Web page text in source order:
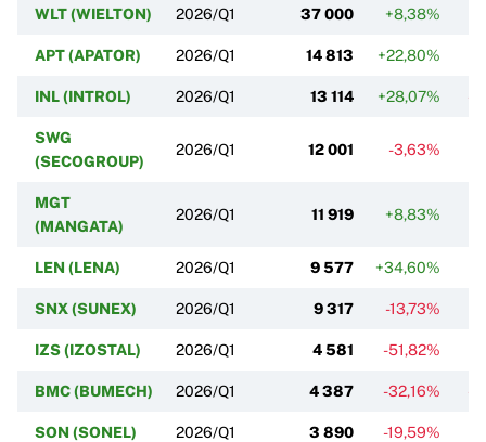
WLT (WIELTON) 2026/Q1 37 000 +8,38%
APT (APATOR) 2026/Q1 14 813 +22,80%
INL (INTROL) 2026/Q1 13 114 +28,07% -
SWG
(SECOGROUP)
2026/Q1 12 001 -3,63%
MGT
(MANGATA)
2026/Q1 11 919 +8,83%
LEN (LENA) 2026/Q1 9 577 +34,60%
SNX (SUNEX) 2026/Q1 9 317 -13,73%
IZS (IZOSTAL) 2026/Q1 4 581 -51,82%
BMC (BUMECH) 2026/Q1 4 387 -32,16% -
SON (SONEL) 2026/Q1 3 890 -19,59%